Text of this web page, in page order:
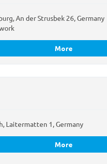
An der Strusbek 26, Germany
More
Laitermatten 1, Germany
More